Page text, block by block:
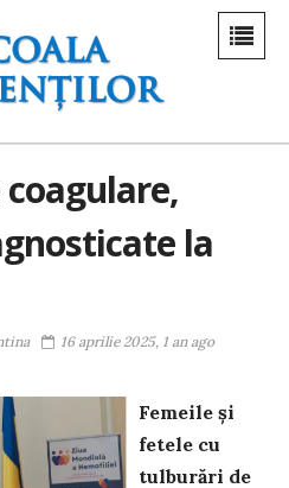
la
16 aprilie 2025, 1 an ago
Femeile și
fetele cu
tulburări de